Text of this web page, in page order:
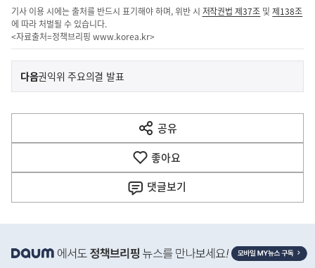
기사 이용 시에는 출처를 반드시 표기해야 하며, 위반 시 저작권법 제37조 및제138조
에 따라 처벌될 수 있습니다.
<자료출처=정책브리핑 www.korea.kr>
이
전
다
음
다음기
권익위 주요의결 발표
공유
열
기
좋아요
댓글보기
단